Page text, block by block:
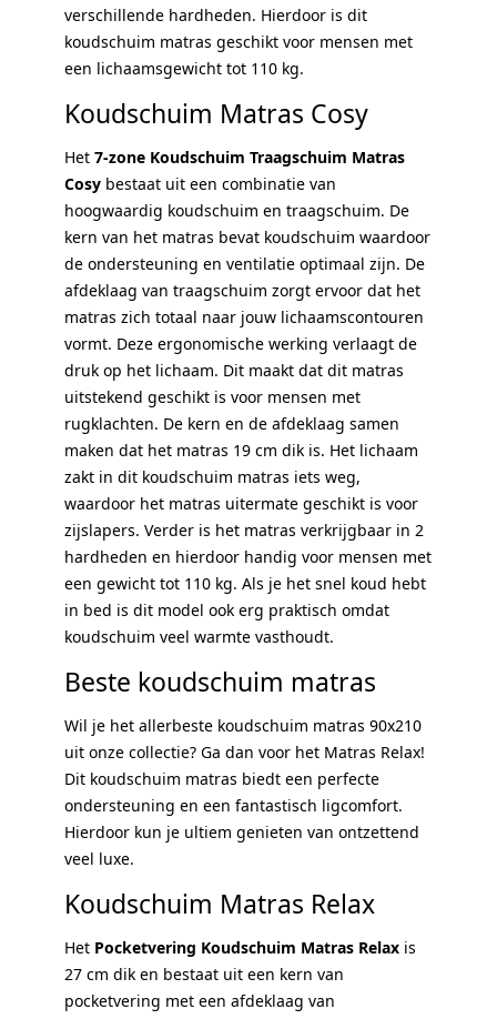
verschillende hardheden. Hierdoor is dit
koudschuim matras geschikt voor mensen met
een lichaamsgewicht tot 110 kg.
Koudschuim Matras Cosy
Het 7-zone Koudschuim Traagschuim Matras
Cosy bestaat uit een combinatie van
hoogwaardig koudschuim en traagschuim. De
kern van het matras bevat koudschuim waardoor
de ondersteuning en ventilatie optimaal zijn. De
afdeklaag van traagschuim zorgt ervoor dat het
matras zich totaal naar jouw lichaamscontouren
vormt. Deze ergonomische werking verlaagt de
druk op het lichaam. Dit maakt dat dit matras
uitstekend geschikt is voor mensen met
rugklachten. De kern en de afdeklaag samen
maken dat het matras 19 cm dik is. Het lichaam
zakt in dit koudschuim matras iets weg,
waardoor het matras uitermate geschikt is voor
zijslapers. Verder is het matras verkrijgbaar in 2
hardheden en hierdoor handig voor mensen met
een gewicht tot 110 kg. Als je het snel koud hebt
in bed is dit model ook erg praktisch omdat
koudschuim veel warmte vasthoudt.
Beste koudschuim matras
Wil je het allerbeste koudschuim matras 90x210
uit onze collectie? Ga dan voor het Matras Relax!
Dit koudschuim matras biedt een perfecte
ondersteuning en een fantastisch ligcomfort.
Hierdoor kun je ultiem genieten van ontzettend
veel luxe.
Koudschuim Matras Relax
Het Pocketvering Koudschuim Matras Relax is
27 cm dik en bestaat uit een kern van
pocketvering met een afdeklaag van